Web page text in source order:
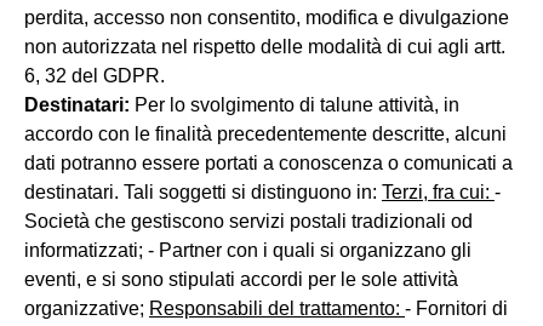
perdita, accesso non consentito, modifica e divulgazione
non autorizzata nel rispetto delle modalità di cui agli artt.
6, 32 del GDPR.
Destinatari: Per lo svolgimento di talune attività, in
accordo con le finalità precedentemente descritte, alcuni
dati potranno essere portati a conoscenza o comunicati a
destinatari. Tali soggetti si distinguono in: Terzi, fra cui: -
Società che gestiscono servizi postali tradizionali od
informatizzati; - Partner con i quali si organizzano gli
eventi, e si sono stipulati accordi per le sole attività
organizzative; Responsabili del trattamento: - Fornitori di